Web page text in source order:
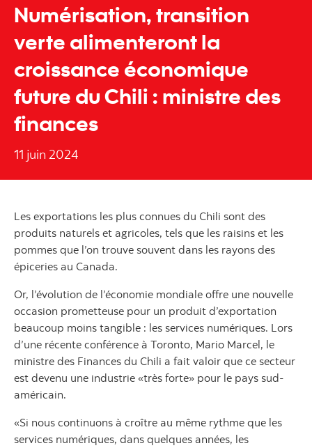
Numérisation, transition
verte alimenteront la
croissance économique
future du Chili : ministre des
finances
11 juin 2024
Les exportations les plus connues du Chili sont des
produits naturels et agricoles, tels que les raisins et les
pommes que l’on trouve souvent dans les rayons des
épiceries au Canada.
Or, l’évolution de l’économie mondiale offre une nouvelle
occasion prometteuse pour un produit d’exportation
beaucoup moins tangible : les services numériques. Lors
d’une récente conférence à Toronto, Mario Marcel, le
ministre des Finances du Chili a fait valoir que ce secteur
est devenu une industrie «très forte» pour le pays sud-
américain.
«Si nous continuons à croître au même rythme que les
services numériques, dans quelques années, les